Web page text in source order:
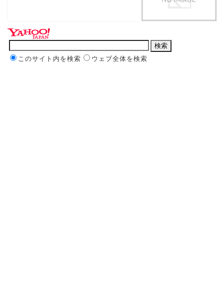
このサイト内を検索 ウェブ全体を検索